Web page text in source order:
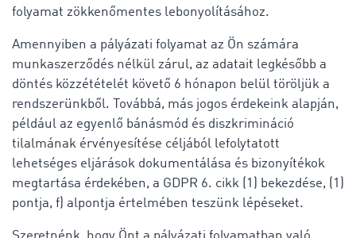
folyamat zökkenőmentes lebonyolításához.
Amennyiben a pályázati folyamat az Ön számára
munkaszerződés nélkül zárul, az adatait legkésőbb a
döntés közzétételét követő 6 hónapon belül töröljük a
rendszerünkből. Továbbá, más jogos érdekeink alapján,
például az egyenlő bánásmód és diszkrimináció
tilalmának érvényesítése céljából lefolytatott
lehetséges eljárások dokumentálása és bizonyítékok
megtartása érdekében, a GDPR 6. cikk (1) bekezdése, (1)
pontja, f) alpontja értelmében teszünk lépéseket.